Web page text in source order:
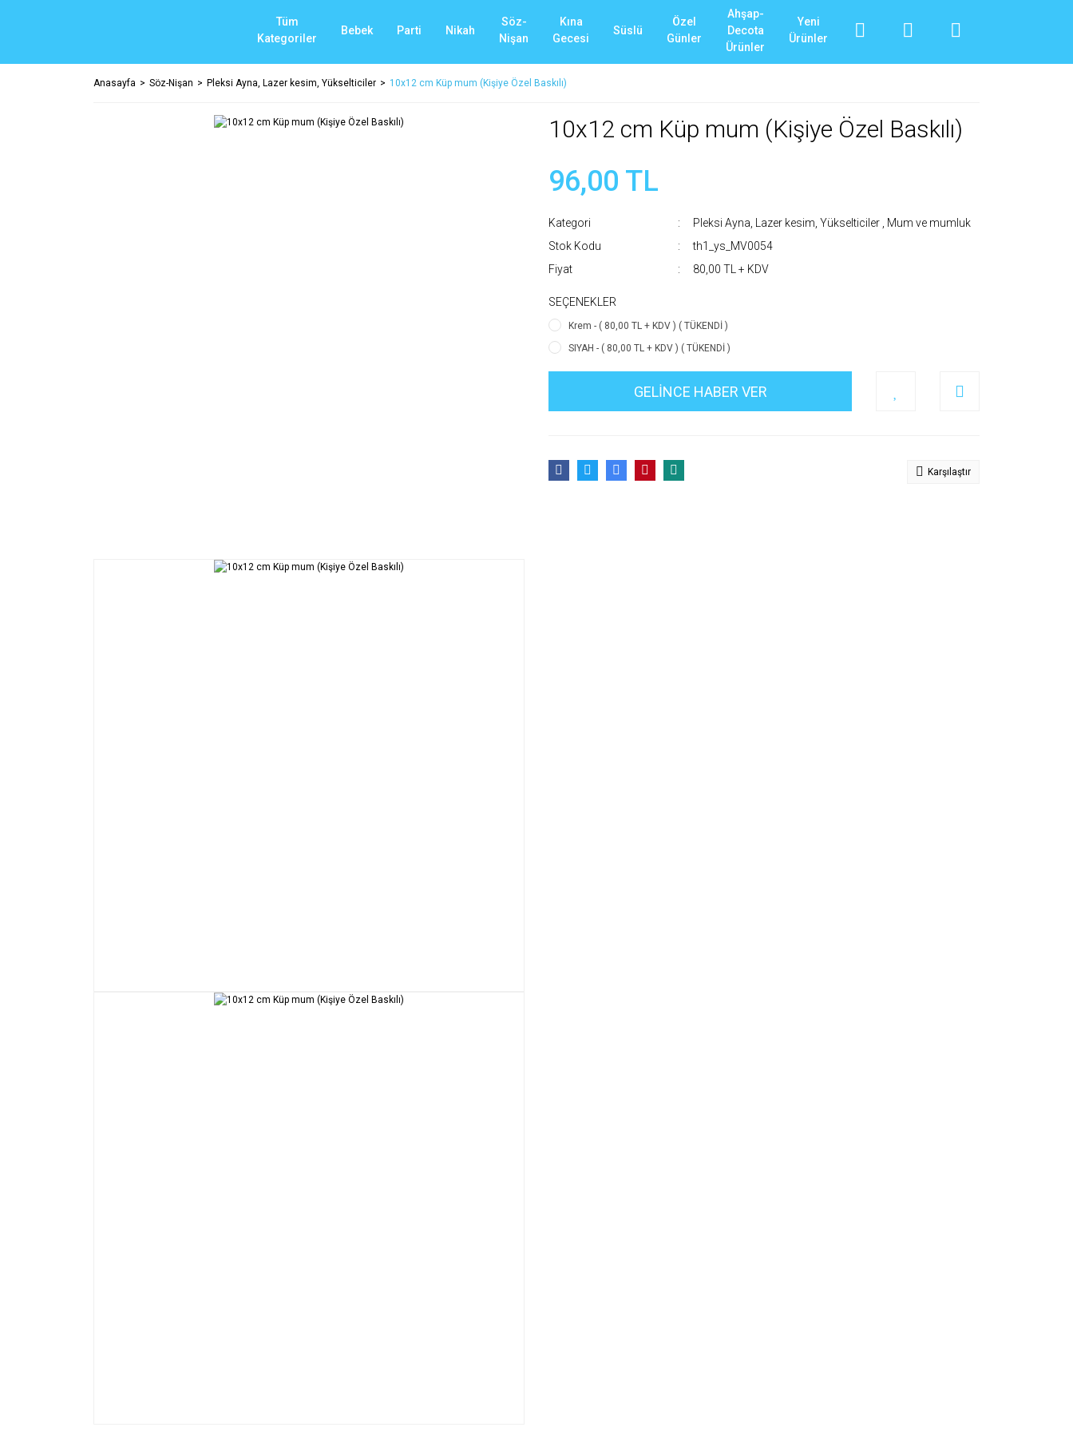
Tüm
Kategoriler
Bebek Parti Nikah
Söz-
Nişan
Kına
Gecesi
Süslü
Özel
Günler
Ahşap-
Decota
Ürünler
Yeni
Ürünler
Anasayfa Söz-Nişan Pleksi Ayna, Lazer kesim, Yükselticiler 10x12 cm Küp mum (Kişiye Özel Baskılı)
10x12 cm Küp mum (Kişiye Özel Baskılı)
96,00 TL
Kategori Pleksi Ayna, Lazer kesim, Yükselticiler
Mum ve mumluk
Stok Kodu
th1_ys_MV0054
Fiyat
80,00 TL + KDV
SEÇENEKLER
Krem - ( 80,00 TL + KDV ) ( TÜKENDİ )
SIYAH - ( 80,00 TL + KDV ) ( TÜKENDİ )
GELİNCE HABER VER
Karşılaştır